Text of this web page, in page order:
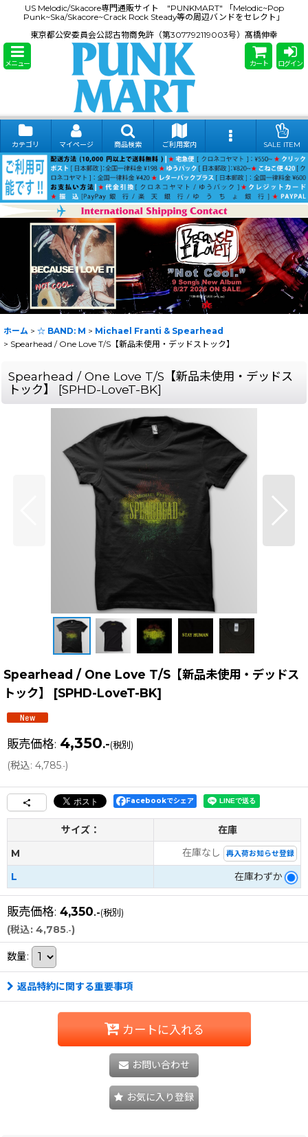
US Melodic/Skacore専門通販サイト "PUNKMART" 「Melodic~Pop
Punk~Ska/Skacore~Crack Rock Steady等の周辺バンドをセレクト」
東京都公安委員会公認古物商免許（第307792119003号）髙橋伸幸
メニュー カート ログイン
カテゴリ マイページ 商品検索 ご利用案内 SALE ITEM
ホーム > ☆ BAND: M > Michael Franti & Spearhead
> Spearhead / One Love T/S【新品未使用・デッドストック】
Spearhead / One Love T/S【新品未使用・デッドス
トック】
[SPHD-LoveT-BK]
Spearhead / One Love T/S【新品未使用・デッドス
トック】
[SPHD-LoveT-BK]
販売価格: 4,350.-(税別)
(税込: 4,785.-)
Facebookでシェア
サイズ：
在庫
M
在庫なし 再入荷お知らせ登録
L 在庫わずか
販売価格: 4,350.-(税別)
(税込: 4,785.-)
数量:
返品特約に関する重要事項
カートに入れる
お問い合わせ
お気に入り登録